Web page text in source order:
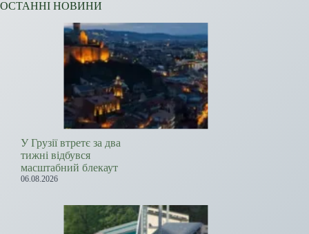
ОСТАННІ НОВИНИ
У Грузії втретє за два
тижні відбувся
масштабний блекаут
06.08.2026